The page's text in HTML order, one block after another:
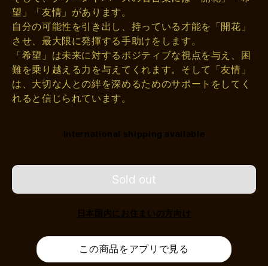
望」「友情」があります。
自分の可能性を引き出し、持っている才能を「開花」
させ、最大限に発揮する手助けをします。
「希望」は未来に対するポジティブな視点を与え、困
難を乗り越える力を与えてくれます。そして「友情」
は、大切な人との絆を深めるためのサポートをしてく
れると信じられています。
International shipping available
Sold out
日本国内にお住まいの方向け
この商品をアプリで見る